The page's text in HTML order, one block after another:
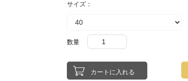
サイズ：
数量